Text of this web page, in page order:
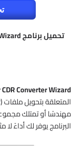
Converter Wizard
مهندسًا أو تمتلك
البرنامج يوفر لك أداءً لا